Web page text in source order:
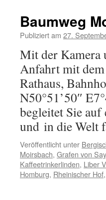
Baumweg
Publiziert am 27.
Mit der Kamera
Anfahrt mit
Rathaus,
N50°51’50″
begleitet Sie
und in die Welt
Veröffentlicht unter
Moirsbach, Grafen von
Kaffeetrinkerlinden, Liber
Homburg, Rheinischer Hof,